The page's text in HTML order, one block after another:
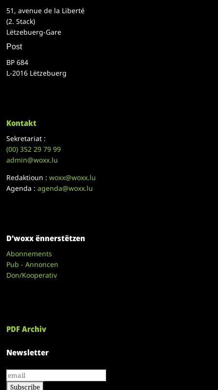
51, avenue de la Liberté
(2. Stack)
Lëtzebuerg-Gare
Post
BP 684
L-2016 Lëtzebuerg
Kontakt
Sekretariat :
(00)352 29 79 99
admin@woxx.lu
Redaktioun :woxx@woxx.lu
Agenda :agenda@woxx.lu
D’woxx ënnerstëtzen
Abonnements
Pub - Annoncen
Don/Kooperativ
PDF Archiv
Newsletter